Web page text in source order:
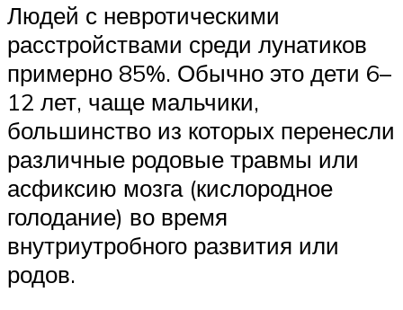
Людей с невротическими
расстройствами среди лунатиков
примерно 85%. Обычно это дети 6–
12 лет, чаще мальчики,
большинство из которых перенесли
различные родовые травмы или
асфиксию мозга (кислородное
голодание) во время
внутриутробного развития или
родов.